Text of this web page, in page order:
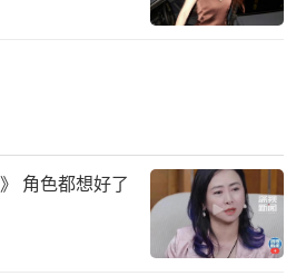
《乔治和塔米》
1883》
角色都想好了